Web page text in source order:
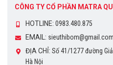
CÔNG TY CỔ PHẦN MATRA
HOTLINE: 0983.480.875
EMAIL: sieuthibom@gmail.com
ĐỊA CHỈ: Số 41/1277 đường
Hà Nội